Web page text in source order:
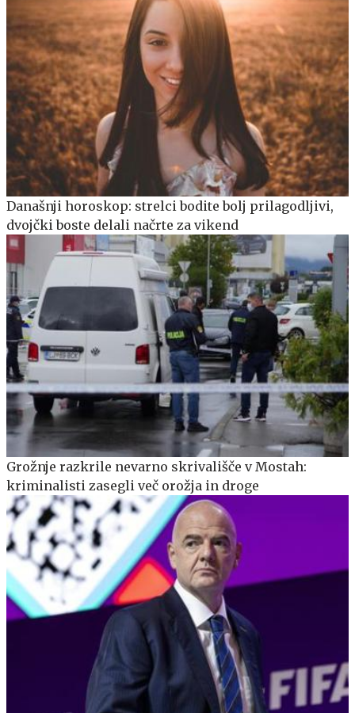
Današnji horoskop: strelci bodite bolj prilagodljivi,
dvojčki boste delali načrte za vikend
Grožnje razkrile nevarno skrivališče v Mostah:
kriminalisti zasegli več orožja in droge